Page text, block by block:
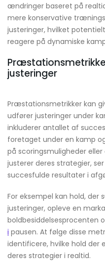
ændringer baseret på
mere konservative
justeringer, hvilket
reagere på dynamiske
justeringer
Præstationsmetrikker kan
udfører justeringer under
inkluderer antallet af
foretaget under en kamp
på scoringsmuligheder
justerer deres strategier,
succesfulde resultater i
For eksempel kan hold,
justeringer, opleve en
boldbesiddelsesprocenten
i pausen. At følge disse
identificere, hvilke hold der
deres strategier i realtid.